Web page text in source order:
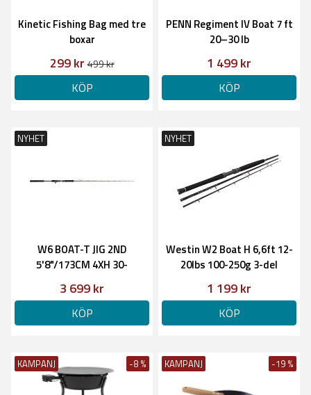
Kinetic Fishing Bag med tre
boxar
299 kr499 kr
KÖP
PENN Regiment IV Boat 7 ft
20–30 lb
1 499 kr
KÖP
NYHET
W6 BOAT-T JIG 2ND
5'8"/173CM 4XH 30-
3 699 kr
KÖP
NYHET
Westin W2 Boat H 6,6ft 12-
20lbs 100-250g 3-del
1 199 kr
KÖP
KAMPANJ -8 % KAMPANJ -19 %